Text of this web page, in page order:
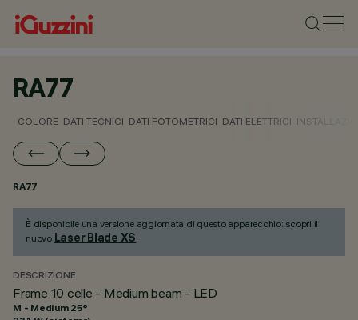
RA77
COLORE DATI TECNICI DATI FOTOMETRICI DATI ELETTRICI
RA77
È disponibile una versione aggiornata di questo apparecchio: scopri il
nuovo Laser Blade XS.
DESCRIZIONE
Frame 10 celle - Medium beam - LED
M - Medium 25°